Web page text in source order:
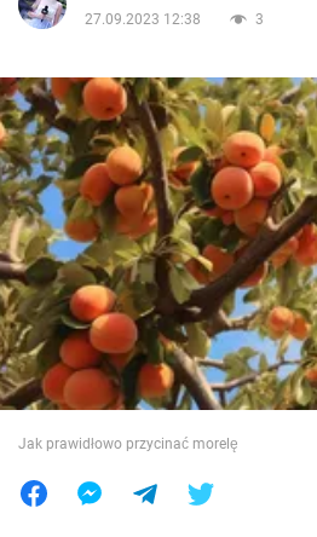
Polityka
Społeczeństwo
Wojna na Ukrainie
Świat
Jedzenie
27.09.2023 12:38
3
Jak prawidłowo przycinać morelę